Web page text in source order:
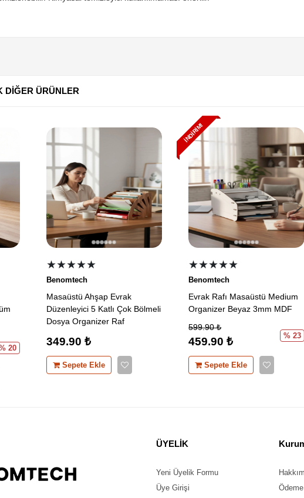
DİĞER ÜRÜNLER
20
★★★★★
Benomtech
Masaüstü Ahşap Evrak
Düzenleyici 5 Katlı Çok Bölmeli
Dosya Organizer Raf
349.90 ₺
Sepete Ekle
İNDIRIM!
★★★★★
Benomtech
Evrak Rafı Masaüstü Medium
Organizer Beyaz 3mm MDF
599.90₺
459.90 ₺ % 23
Sepete Ekle
ÜYELİK
Yeni Üyelik Formu
Üye Girişi